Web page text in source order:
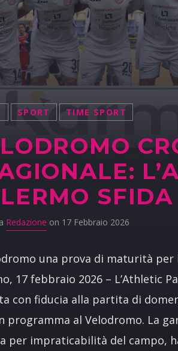
SPORT TIME SPORT
Redazione on 17 Febbraio 2026
una prova di maturità per
17 febbraio 2026 – L’Athletic
con fiducia alla partita di
programma al Velodromo. La
per impraticabilità del campo,